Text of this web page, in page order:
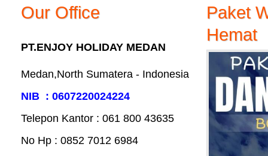
Our Office
PT.ENJOY HOLIDAY MEDAN
Medan,North Sumatera - Indonesia
NIB : 0607220024224
Telepon Kantor : 061‎ 800 43635
No Hp : 0852 7012 6984
Paket
Hemat